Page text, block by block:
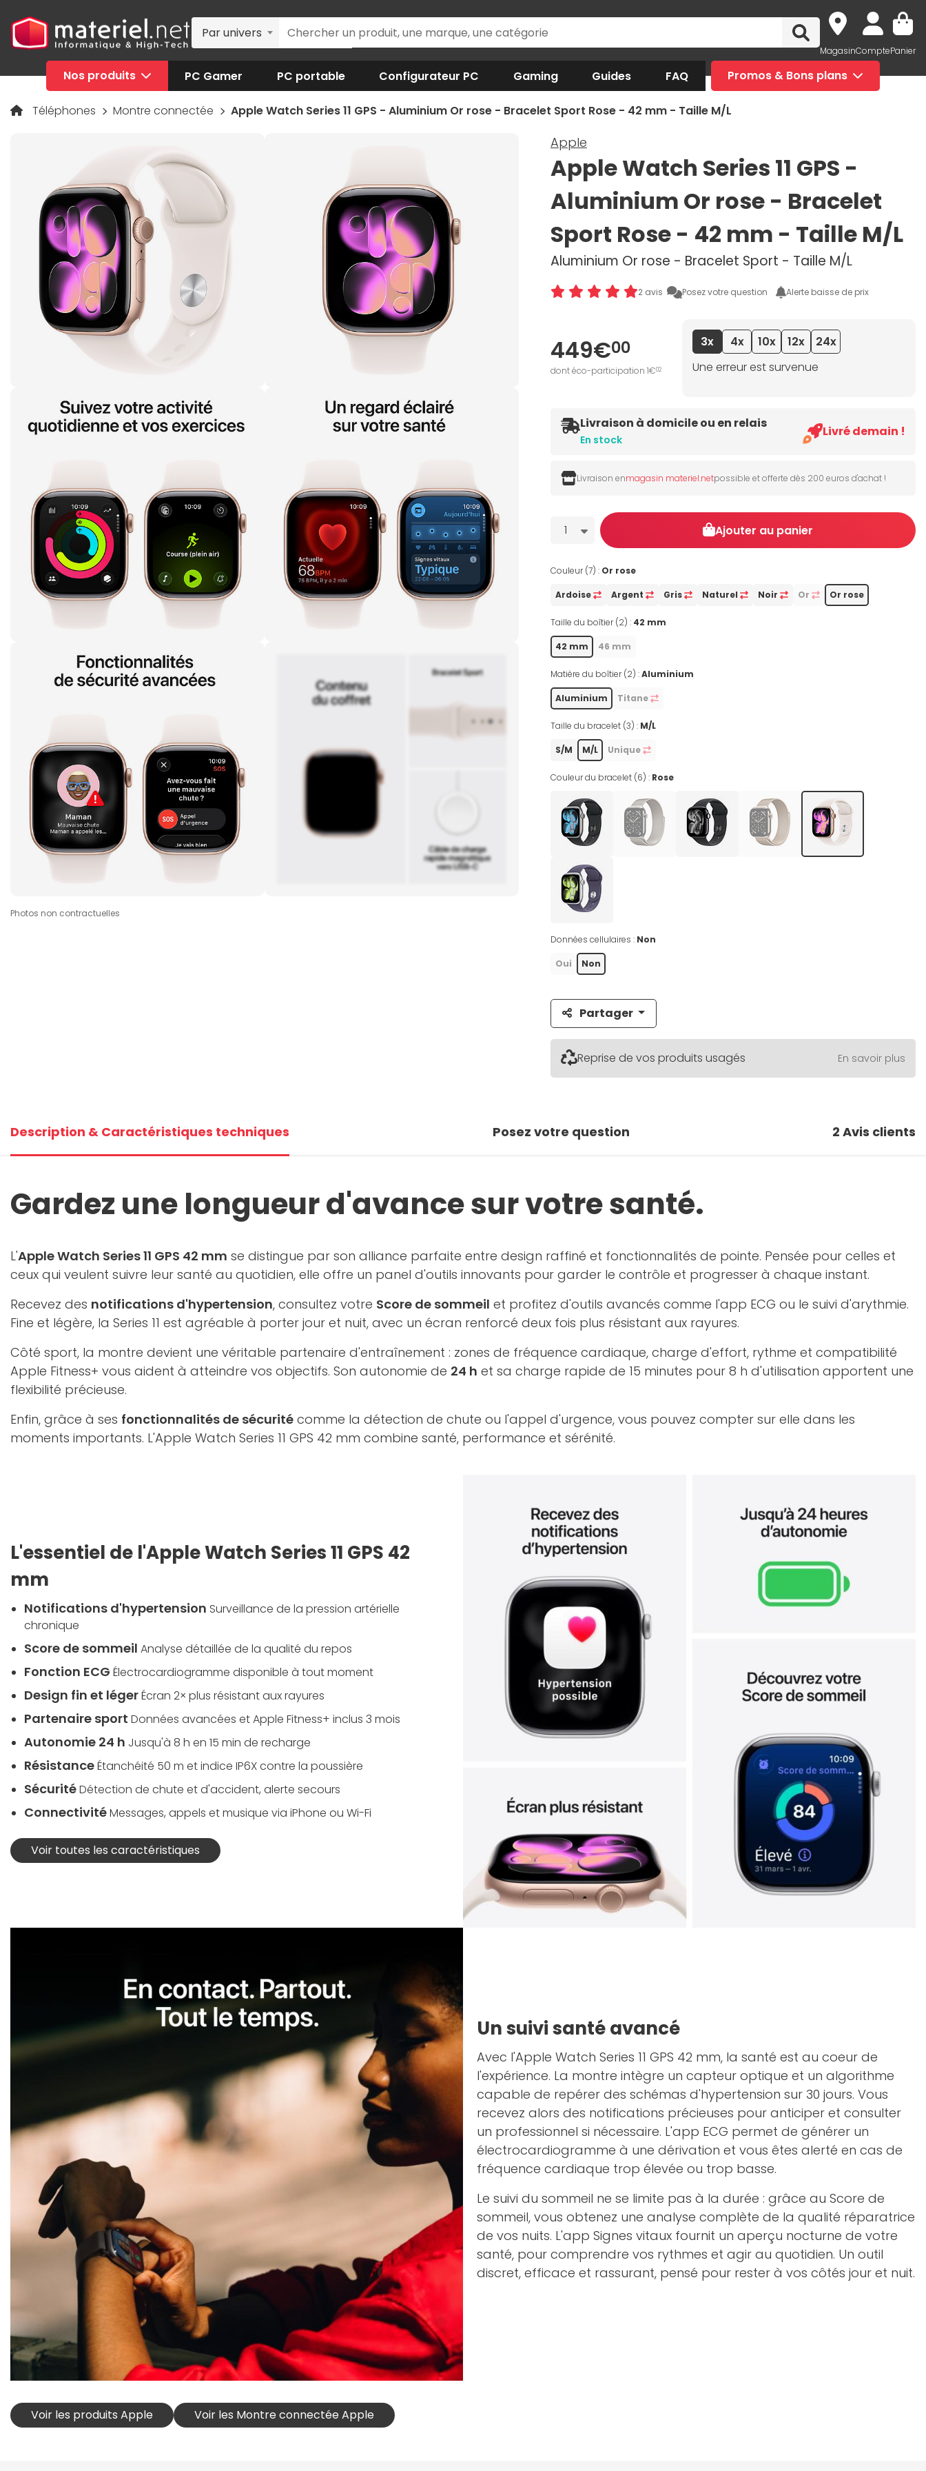
Par univers
MagasinComptePanier
Nos produits PC Gamer PC portable Configurateur PC Gaming Guides FAQ Promos & Bons plans
Téléphones Montre connectée Apple Watch Series 11 GPS - Aluminium Or rose - Bracelet Sport Rose - 42 mm - Taille M/L
Photos non contractuelles
Apple
Apple Watch Series 11 GPS -
Aluminium Or rose - Bracelet
Sport Rose - 42 mm - Taille M/L
Aluminium Or rose - Bracelet Sport - Taille M/L
2 avis Posez votre question Alerte baisse de prix
449€00
dont éco-participation 1€02
3x 4x 10x 12x
24x
Une erreur est survenue
Livraison à domicile ou en relais
En stock
Livré demain !
Livraison enmagasin materiel.netpossible et offerte dès 200 euros d'achat !
Quantité
1 Ajouter au panier
Couleur (7) : Or rose
Ardoise Argent Gris Naturel Noir Or Or rose
Taille du boîtier (2) : 42 mm
42 mm 46 mm
Matière du boîtier (2) :Aluminium
Aluminium Titane
Taille du bracelet (3) : M/L
S/M M/L Unique
Couleur du bracelet (6) : Rose
Données cellulaires : Non
Oui Non
Partager
Reprise de vos produits usagés En savoir plus
Description & Caractéristiques techniques Posez votre question 2 Avis clients
Gardez une longueur d'avance sur votre santé.
L'Apple Watch Series 11 GPS 42 mm se distingue par son alliance parfaite entre design raffiné et fonctionnalités de pointe. Pensée pour celles et
ceux qui veulent suivre leur santé au quotidien, elle offre un panel d'outils innovants pour garder le contrôle et progresser à chaque instant.
Recevez des notifications d'hypertension, consultez votre Score de sommeil et profitez d'outils avancés comme l'app ECG ou le suivi d'arythmie.
Fine et légère, la Series 11 est agréable à porter jour et nuit, avec un écran renforcé deux fois plus résistant aux rayures.
Côté sport, la montre devient une véritable partenaire d'entraînement : zones de fréquence cardiaque, charge d'effort, rythme et compatibilité
Apple Fitness+ vous aident à atteindre vos objectifs. Son autonomie de 24 h et sa charge rapide de 15 minutes pour 8 h d'utilisation apportent une
flexibilité précieuse.
Enfin, grâce à ses fonctionnalités de sécurité comme la détection de chute ou l'appel d'urgence, vous pouvez compter sur elle dans les
moments importants. L'Apple Watch Series 11 GPS 42 mm combine santé, performance et sérénité.
L'essentiel de l'Apple Watch Series 11 GPS 42
mm
Notifications d'hypertension Surveillance de la pression artérielle
chronique
Score de sommeil Analyse détaillée de la qualité du repos
Fonction ECG Électrocardiogramme disponible à tout moment
Design fin et légerÉcran 2× plus résistant aux rayures
Partenaire sport Données avancées et Apple Fitness+ inclus 3 mois
Autonomie 24 h Jusqu'à 8 h en 15 min de recharge
RésistanceÉtanchéité 50 m et indice IP6X contre la poussière
SécuritéDétection de chute et d'accident, alerte secours
ConnectivitéMessages, appels et musique via iPhone ou Wi-Fi
Voir toutes les caractéristiques
Un suivi santé avancé
Avec l'Apple Watch Series 11 GPS 42 mm, la santé est au coeur de
l'expérience. La montre intègre un capteur optique et un algorithme
capable de repérer des schémas d'hypertension sur 30 jours. Vous
recevez alors des notifications précieuses pour anticiper et consulter
un professionnel si nécessaire. L'app ECG permet de générer un
électrocardiogramme à une dérivation et vous êtes alerté en cas de
fréquence cardiaque trop élevée ou trop basse.
Le suivi du sommeil ne se limite pas à la durée : grâce au Score de
sommeil, vous obtenez une analyse complète de la qualité réparatrice
de vos nuits. L'app Signes vitaux fournit un aperçu nocturne de votre
santé, pour comprendre vos rythmes et agir au quotidien. Un outil
discret, efficace et rassurant, pensé pour rester à vos côtés jour et nuit.
Voir les produits Apple Voir les Montre connectée Apple